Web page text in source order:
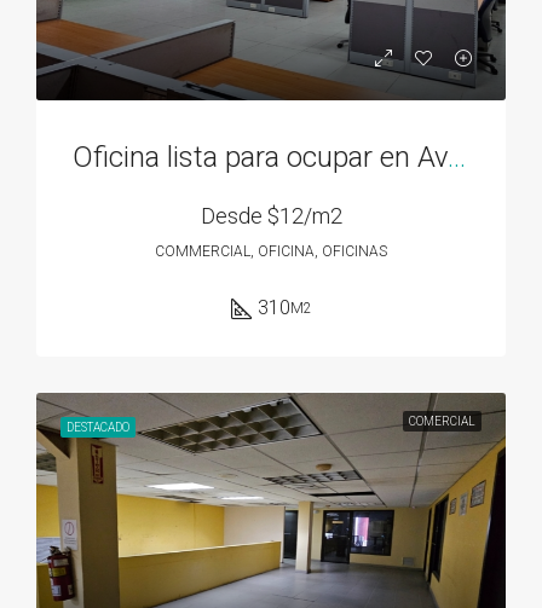
Oficina lista para ocupar en Av. 12 de Octubre – 310M2
Desde $12/m2
COMMERCIAL, OFICINA, OFICINAS
310M2
DESTACADO COMERCIAL